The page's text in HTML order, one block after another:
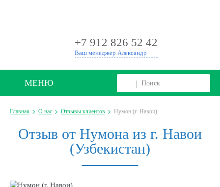
+7 912 826 52 42
Ваш менеджер Александр
МЕНЮ
Главная О нас Отзывы клиентов Нумон (г. Навои)
Отзыв от Нумона из г. Навои
(Узбекистан)